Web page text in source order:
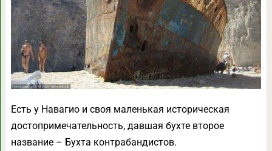
Есть у Навагио и своя маленькая историческая
достопримечательность, давшая бухте второе
название – Бухта контрабандистов.